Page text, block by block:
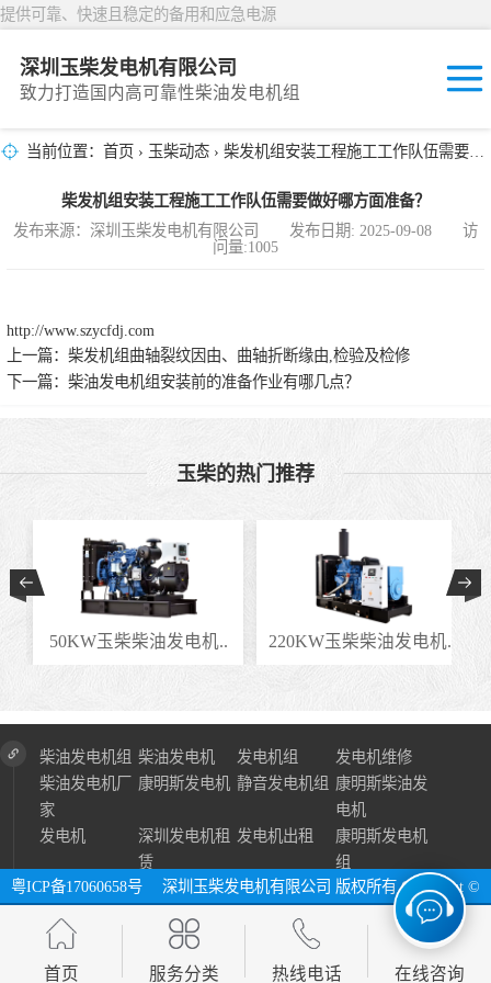
提供可靠、快速且稳定的备用和应急电源
深圳玉柴发电机有限公司
致力打造国内高可靠性柴油发电机组
当前位置： 首页 › 玉柴动态 › 柴发机组安装工程施工工作队伍需要做好哪方面准备？
柴发机组安装工程施工工作队伍需要做好哪方面准备？
发布来源：深圳玉柴发电机有限公司 发布日期: 2025-09-08 访
问量:1005
http://www.szycfdj.com
上一篇： 柴发机组曲轴裂纹因由、曲轴折断缘由,检验及检修
下一篇： 柴油发电机组安装前的准备作业有哪几点？
玉柴的热门推荐
50KW玉柴柴油发电机.. 220KW玉柴柴油发电机..
柴油发电机组 柴油发电机 发电机组
发电机维修
柴油发电机厂
家
康明斯发电机 静音发电机组 康明斯柴油发
电机
发电机
深圳发电机租
赁
发电机出租
康明斯发电机
组
粤ICP备17060658号
深圳玉柴发电机有限公司 版权所有 Copyright ©
2024 All Right Reserve ⓔ 网址：http://www.szycfdj.com网站地图
首页 服务分类 热线电话 在线咨询
固定开放式
封闭撬装式